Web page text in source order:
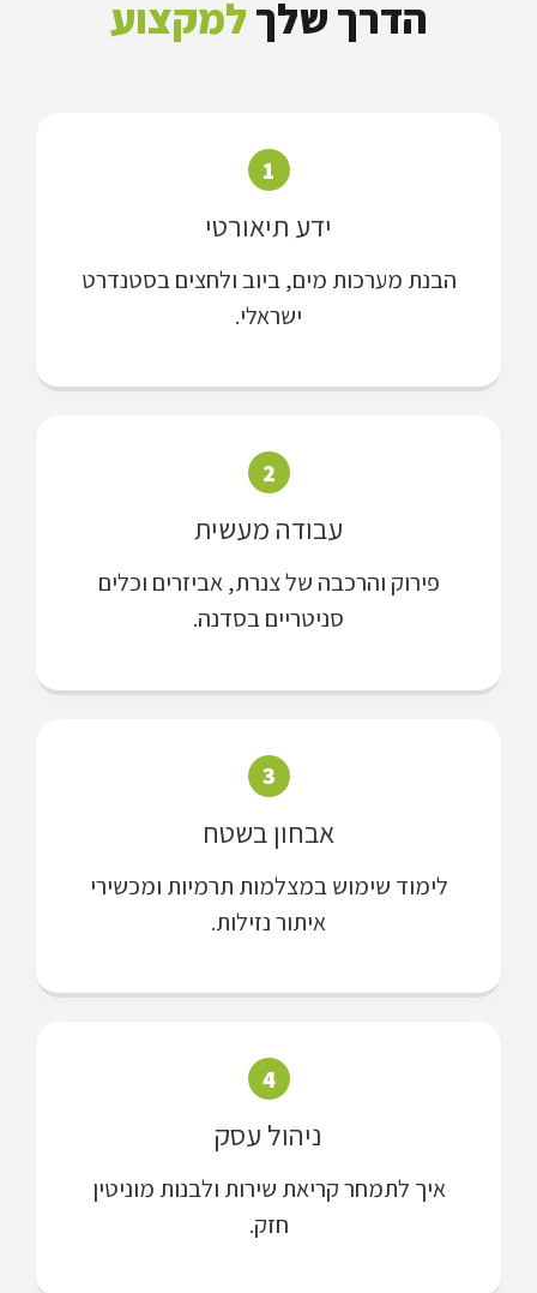
הדרך שלךלמקצוע
1
ידע תיאורטי
הבנת מערכות מים, ביוב ולחצים בסטנדרט
ישראלי.
2
עבודה מעשית
פירוק והרכבה של צנרת, אביזרים וכלים
סניטריים בסדנה.
3
אבחון בשטח
לימוד שימוש במצלמות תרמיות ומכשירי
איתור נזילות.
4
ניהול עסק
איך לתמחר קריאת שירות ולבנות מוניטין
חזק.